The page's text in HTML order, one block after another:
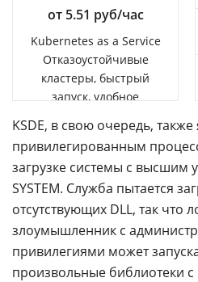
от 5.51 руб/час
Kubernetes as a Service
Отказоустойчивые
кластеры, быстрый
запуск, удобное
KSDE, в свою очередь, также
привилегированным
загрузке системы с
SYSTEM. Служба пытается
отсутствующих DLL, так что
злоумышленник с
привилегиями может
произвольные библиотеки